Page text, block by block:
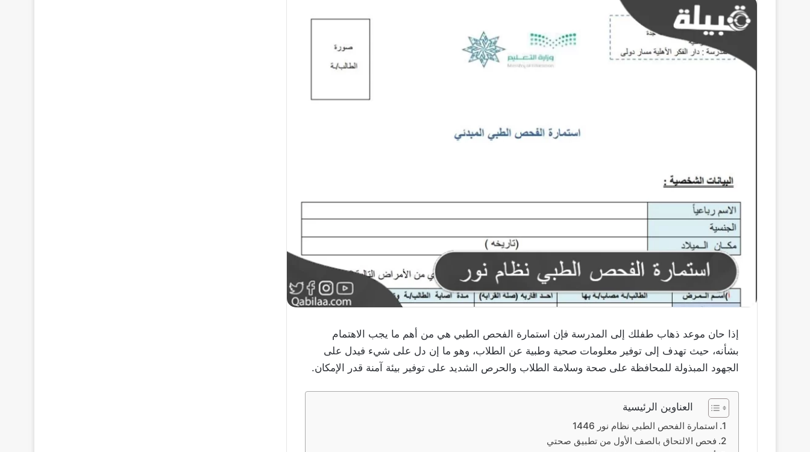
إذا حان موعد ذهاب طفلك إلى المدرسة فإن استمارة الفحص الطبي هي من أهم ما يجب الاهتمام
بشأنه، حيث تهدف إلى توفير معلومات صحية وطبية عن الطلاب، وهو ما إن دل على شيء فيدل على
الجهود المبذولة للمحافظة على صحة وسلامة الطلاب والحرص الشديد على توفير بيئة آمنة قدر الإمكان.
العناوين الرئيسية
استمارة الفحص الطبي نظام نور 1446
فحص الالتحاق بالصف الأول من تطبيق صحتي